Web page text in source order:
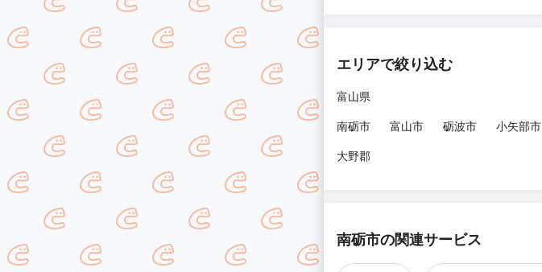
エリアで絞り込む
富山県
南砺市
富山市 砺波市 小矢部市
大野郡
南砺市の関連サービス